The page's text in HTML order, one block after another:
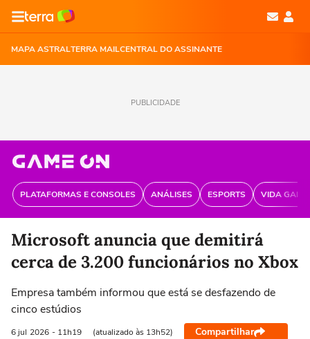
MAPA ASTRALTERRA MAILCENTRAL DO ASSINANTE
PUBLICIDADE
PLATAFORMAS E CONSOLES ANÁLISES ESPORTS VIDA
Microsoft anuncia que demitirá
cerca de 3.200 funcionários no Xbox
Empresa também informou que está se desfazendo de
cinco estúdios
6 jul 2026 - 11h19 (atualizado às 13h52) Compartilhar